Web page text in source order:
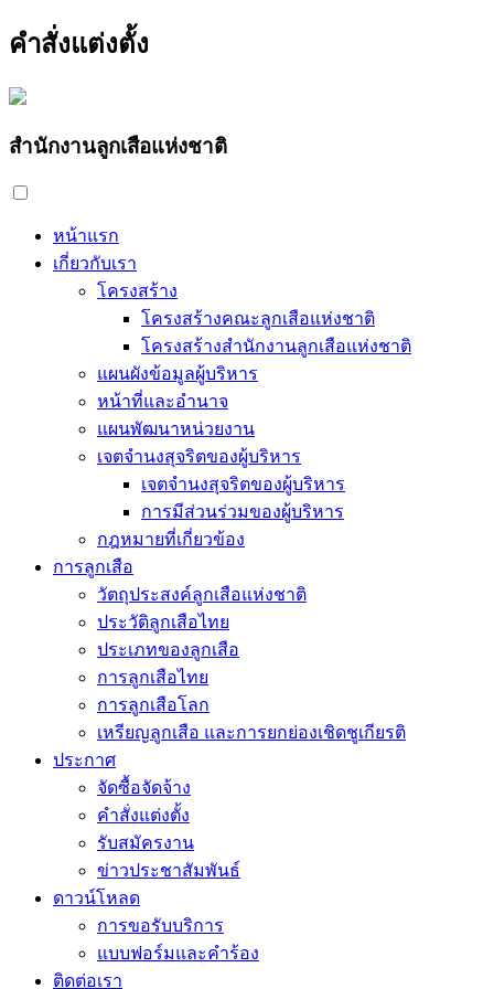
คำสั่งแต่งตั้ง
สำนักงานลูกเสือแห่งชาติ
หน้าแรก
เกี่ยวกับเรา
โครงสร้าง
โครงสร้างคณะลูกเสือแห่งชาติ
โครงสร้างสำนักงานลูกเสือแห่งชาติ
แผนผังข้อมูลผู้บริหาร
หน้าที่และอำนาจ
แผนพัฒนาหน่วยงาน
เจตจำนงสุจริตของผู้บริหาร
เจตจำนงสุจริตของผู้บริหาร
การมีส่วนร่วมของผู้บริหาร
กฎหมายที่เกี่ยวข้อง
การลูกเสือ
วัตถุประสงค์ลูกเสือแห่งชาติ
ประวัติลูกเสือไทย
ประเภทของลูกเสือ
การลูกเสือไทย
การลูกเสือโลก
เหรียญลูกเสือ และการยกย่องเชิดชูเกียรติ
ประกาศ
จัดซื้อจัดจ้าง
คำสั่งแต่งตั้ง
รับสมัครงาน
ข่าวประชาสัมพันธ์
ดาวน์โหลด
การขอรับบริการ
แบบฟอร์มและคำร้อง
ติดต่อเรา